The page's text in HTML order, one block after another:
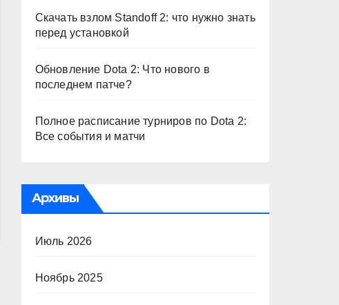
Скачать взлом Standoff 2: что нужно знать
перед установкой
Обновление Dota 2: Что нового в
последнем патче?
Полное расписание турниров по Dota 2:
Все события и матчи
Архивы
Июль 2026
Ноябрь 2025